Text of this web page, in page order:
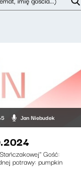
Jan Niebudek
Gość:
potrawy: pumpkin